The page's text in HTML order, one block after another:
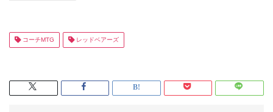
コーチMTG レッドベアーズ